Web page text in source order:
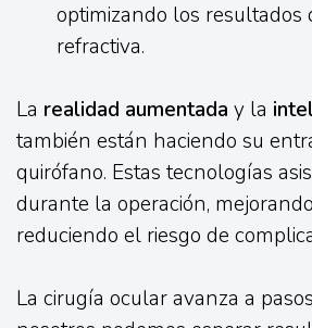
optimizando los resultados
refractiva.
La realidad aumentada y la
también están haciendo su
quirófano. Estas tecnologías
durante la operación,
reduciendo el riesgo de
La cirugía ocular avanza a